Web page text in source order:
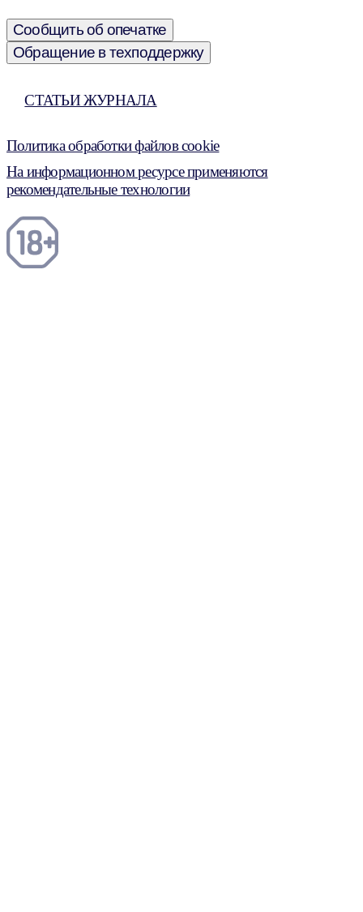
Сообщить об опечатке
Обращение в техподдержку
СТАТЬИ ЖУРНАЛА
Политика обработки файлов cookie
На информационном ресурсе применяются
рекомендательные технологии